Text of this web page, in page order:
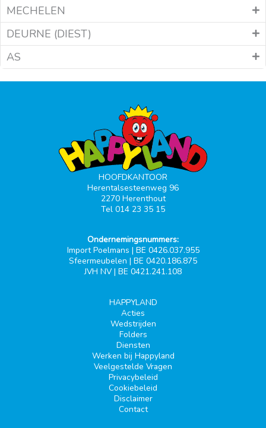
MECHELEN
DEURNE (DIEST)
AS
HOOFDKANTOOR
Herentalsesteenweg 96
2270 Herenthout
Tel 014 23 35 15
Ondernemingsnummers:
Import Poelmans | BE 0426.037.955
Sfeermeubelen | BE 0420.186.875
JVH NV | BE 0421.241.108
HAPPYLAND
Acties
Wedstrijden
Folders
Diensten
Werken bij Happyland
Veelgestelde Vragen
Privacybeleid
Cookiebeleid
Disclaimer
Contact